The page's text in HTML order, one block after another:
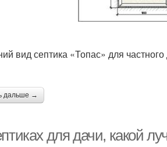
вид септика «Топас» для
дальше →
для дачи, какой